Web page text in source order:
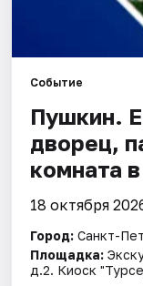
Событие
Пушкин.
дворец,
комната
18 октября
Город: Санкт-
Площадка:
д.2. Киоск